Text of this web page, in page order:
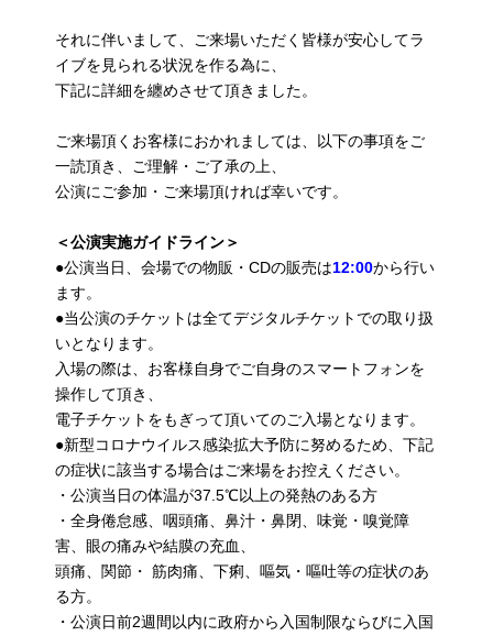
それに伴いまして、ご来場いただく皆様が安心してラ
イブを見られる状況を作る為に、
下記に詳細を纏めさせて頂きました。
ご来場頂くお客様におかれましては、以下の事項をご
一読頂き、ご理解・ご了承の上、
公演にご参加・ご来場頂ければ幸いです。
＜公演実施ガイドライン＞
●公演当日、会場での物販・CDの販売は12:00から行い
ます。
●当公演のチケットは全てデジタルチケットでの取り扱
いとなります。
入場の際は、お客様自身でご自身のスマートフォンを
操作して頂き、
電子チケットをもぎって頂いてのご入場となります。
●新型コロナウイルス感染拡大予防に努めるため、下記
の症状に該当する場合はご来場をお控えください。
・公演当日の体温が37.5℃以上の発熱のある方
・全身倦怠感、咽頭痛、鼻汁・鼻閉、味覚・嗅覚障
害、眼の痛みや結膜の充血、
頭痛、関節・ 筋肉痛、下痢、嘔気・嘔吐等の症状のあ
る方。
・公演日前2週間以内に政府から入国制限ならびに入国